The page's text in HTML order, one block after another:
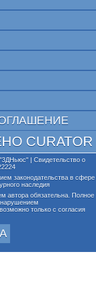
CURATOR
| Свидетельство о
законодательства в сфере
наследия
автора обязательна. Полное
нарушением
только с согласия